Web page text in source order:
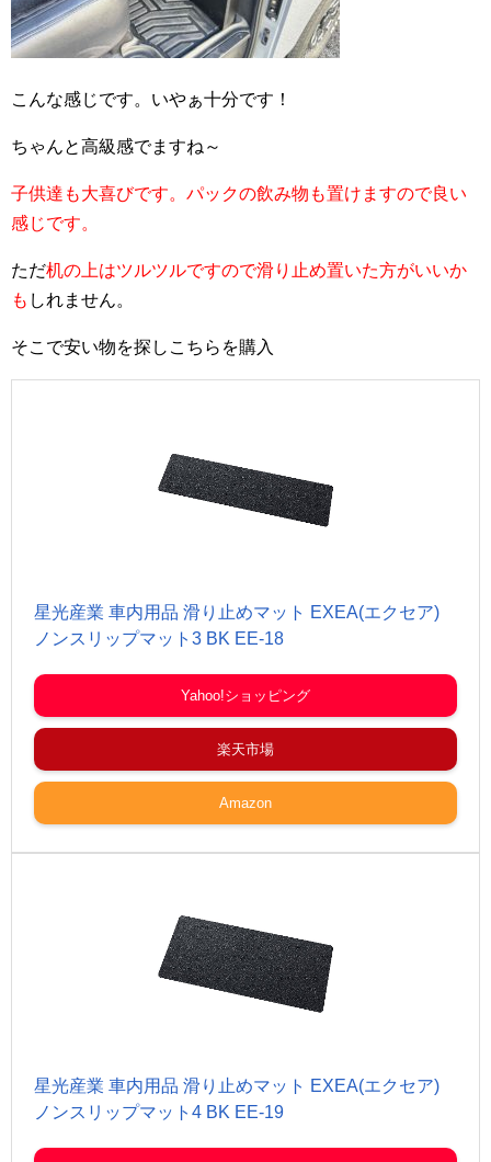
こんな感じです。いやぁ十分です！
ちゃんと高級感でますね～
子供達も大喜びです。パックの飲み物も置けますので良い
感じです。
ただ机の上はツルツルですので滑り止め置いた方がいいか
も しれません。
そこで安い物を探しこちらを購入
星光産業 車内用品 滑り止めマット EXEA(エクセア)
ノンスリップマット3 BK EE-18
Yahoo!ショッピング
楽天市場
Amazon
星光産業 車内用品 滑り止めマット EXEA(エクセア)
ノンスリップマット4 BK EE-19